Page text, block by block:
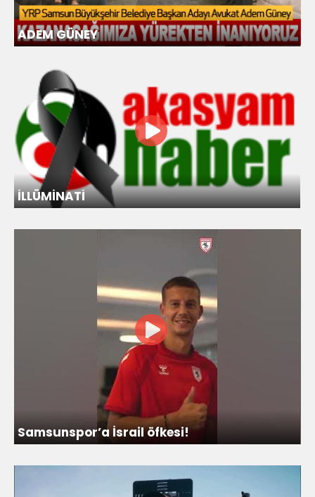
ADEM GÜNEY
İLLÜMİNATİ
Samsunspor’a İsrail öfkesi!